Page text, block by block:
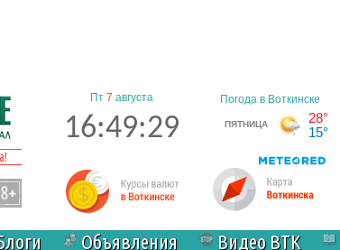
Пт 7 августа
16:49:29
Объявления Видео ВТК